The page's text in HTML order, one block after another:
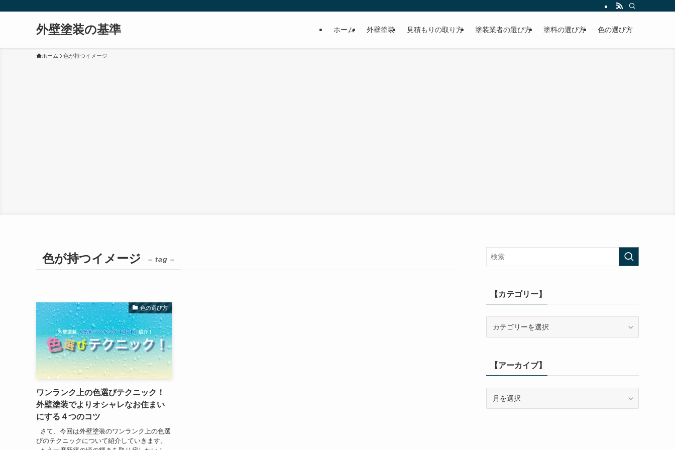
外壁塗装の基準 ホーム 外壁塗装 見積もりの取り方 塗装業者の選び方 塗料の選び方 色の選び方
ホーム 色が持つイメージ
色が持つイメージ – tag –
色の選び方
ワンランク上の色選びテクニック！
外壁塗装でよりオシャレなお住まい
にする４つのコツ
さて、今回は外壁塗装のワンランク上の色選
びのテクニックについて紹介していきます。
【カテゴリー】
ー】【アーカイブ】